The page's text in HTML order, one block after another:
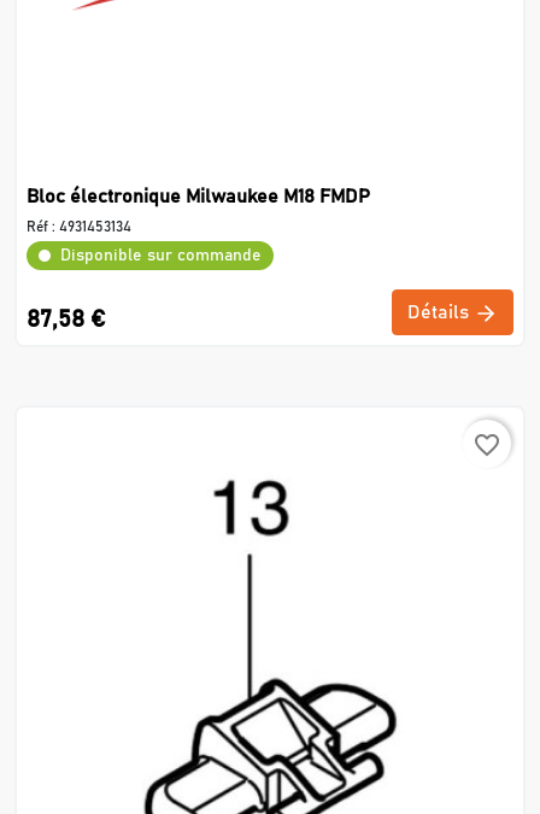
Bloc électronique Milwaukee M18 FMDP
Réf : 4931453134
Disponible sur commande
87,58 € Détails
favorite_border